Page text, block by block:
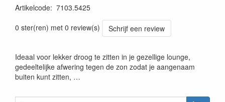
Artikelcode: 7103.5425
0 ster(ren) met 0 review(s)
Schrijf een review
Ideaal voor lekker droog te zitten in je gezellige lounge,
gedeeltelijke afwering tegen de zon zodat je aangenaam
buiten kunt zitten, …